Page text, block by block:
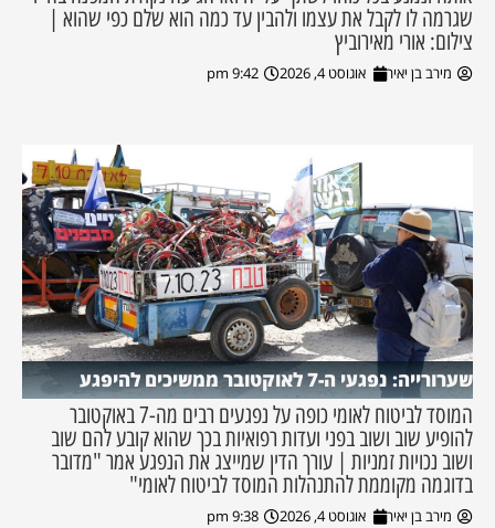
שגרמה לו לקבל את עצמו ולהבין עד כמה הוא שלם כפי שהוא |
צילום: אורי מאירוביץ
מירב בן יאיר אוגוסט 4, 2026 9:42 pm
שערורייה: נפגעי ה-7 לאוקטובר ממשיכים להיפגע
המוסד לביטוח לאומי כופה על נפגעים רבים מה-7 באוקטובר
להופיע שוב ושוב בפני ועדות רפואיות בכך שהוא קובע להם שוב
ושוב נכויות זמניות | עורך הדין שמייצג את הנפגע אמר "מדובר
בדוגמה מקוממת להתנהלות המוסד לביטוח לאומי"
מירב בן יאיר אוגוסט 4, 2026 9:38 pm